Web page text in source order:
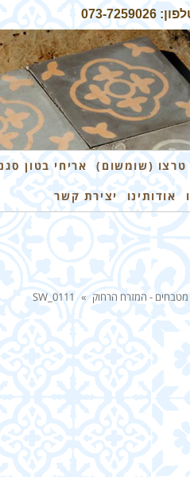
(שומשום) אריחי בטון
אודותינו יצירת קשר
מטבחים - המזרח הרחוק »
SW_0111